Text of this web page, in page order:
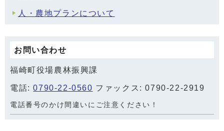
人・農地プランについて
お問い合わせ
福崎町役場農林振興課
電話:0790-22-0560 ファックス: 0790-22-2919
電話番号のかけ間違いにご注意ください！